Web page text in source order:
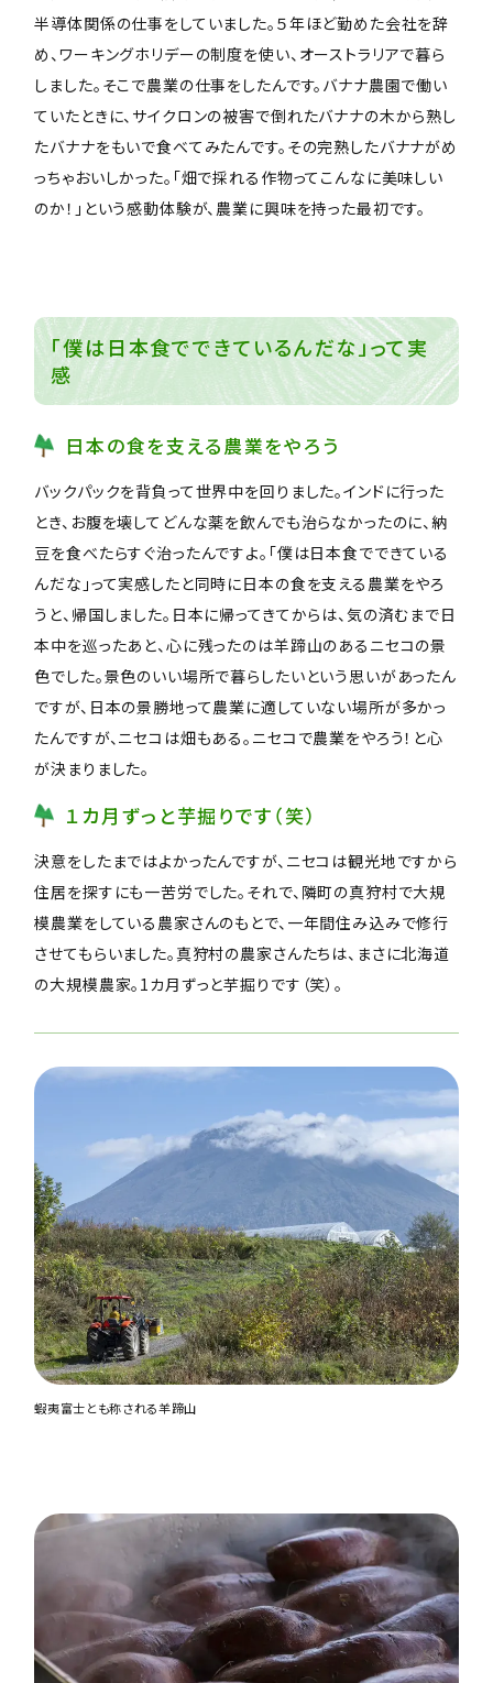
半導体関係の仕事をしていました。５年ほど勤めた会社を辞
め、ワーキングホリデーの制度を使い、オーストラリアで暮ら
しました。そこで農業の仕事をしたんです。バナナ農園で働い
ていたときに、サイクロンの被害で倒れたバナナの木から熟し
たバナナをもいで食べてみたんです。その完熟したバナナがめ
っちゃおいしかった。「畑で採れる作物ってこんなに美味しい
のか！」という感動体験が、農業に興味を持った最初です。
蝦夷富士とも称される羊蹄山
「僕は日本食でできているんだな」って実
感
日本の食を支える農業をやろう
バックパックを背負って世界中を回りました。インドに行った
とき、お腹を壊してどんな薬を飲んでも治らなかったのに、納
豆を食べたらすぐ治ったんですよ。「僕は日本食でできている
んだな」って実感したと同時に日本の食を支える農業をやろ
うと、帰国しました。日本に帰ってきてからは、気の済むまで日
本中を巡ったあと、心に残ったのは羊蹄山のあるニセコの景
色でした。景色のいい場所で暮らしたいという思いがあったん
ですが、日本の景勝地って農業に適していない場所が多かっ
たんですが、ニセコは畑もある。ニセコで農業をやろう！と心
が決まりました。
１カ月ずっと芋掘りです（笑）
決意をしたまではよかったんですが、ニセコは観光地ですから
住居を探すにも一苦労でした。それで、隣町の真狩村で大規
模農業をしている農家さんのもとで、一年間住み込みで修行
させてもらいました。真狩村の農家さんたちは、まさに北海道
の大規模農家。1カ月ずっと芋掘りです（笑）。